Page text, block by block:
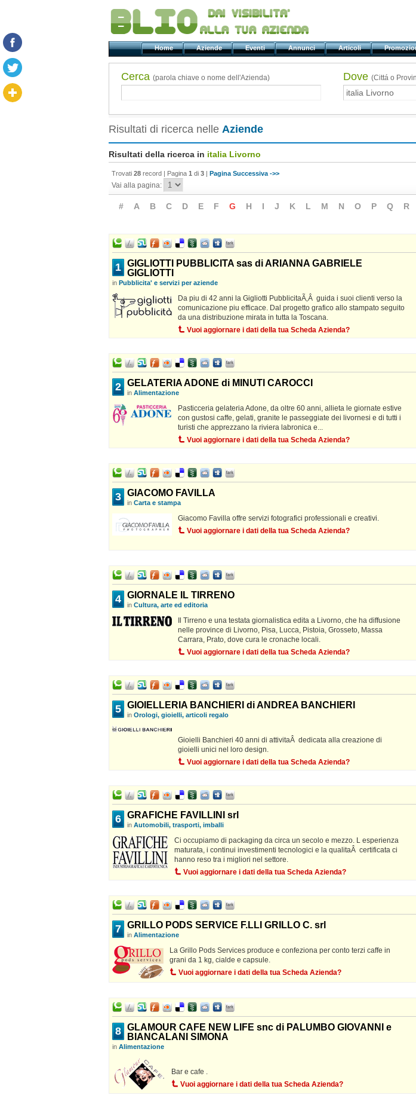
Home Aziende Eventi Annunci Articoli
Cerca (parola chiave o nome dell'Azienda) Dove(Cittá o
Risultati di ricerca nelle Aziende
Risultati della ricerca in italia Livorno
Trovati 28 record | Pagina 1 di 3 Pagina Successiva ->>
Vai alla pagina:
# A B C D E F G H I J K L M N O P Q R
1 GIGLIOTTI PUBBLICITA sas di ARIANNA GABRIELE
GIGLIOTTI
in Pubblicita' e servizi per aziende
Da piu di 42 anni la Gigliotti PubblicitaÃ‚Â guida i suoi clienti verso la
comunicazione piu efficace. Dal progetto grafico allo stampato seguito
da una distribuzione mirata in tutta la Toscana.
Vuoi aggiornare i dati della tua Scheda Azienda?
2 GELATERIA ADONE di MINUTI CAROCCI
in Alimentazione
Pasticceria gelateria Adone, da oltre 60 anni, allieta le giornate estive
con gustosi caffe, gelati, granite le passeggiate dei livornesi e di tutti i
turisti che apprezzano la riviera labronica e...
Vuoi aggiornare i dati della tua Scheda Azienda?
3 GIACOMO FAVILLA
in Carta e stampa
Giacomo Favilla offre servizi fotografici professionali e creativi.
Vuoi aggiornare i dati della tua Scheda Azienda?
4 GIORNALE IL TIRRENO
in Cultura, arte ed editoria
Il Tirreno e una testata giornalistica edita a Livorno, che ha diffusione
nelle province di Livorno, Pisa, Lucca, Pistoia, Grosseto, Massa
Carrara, Prato, dove cura le cronache locali.
Vuoi aggiornare i dati della tua Scheda Azienda?
5 GIOIELLERIA BANCHIERI di ANDREA BANCHIERI
in Orologi, gioielli, articoli regalo
Gioielli Banchieri 40 anni di attivitaÂ dedicata alla creazione di
gioielli unici nel loro design.
Vuoi aggiornare i dati della tua Scheda Azienda?
6 GRAFICHE FAVILLINI srl
in Automobili, trasporti, imballi
Ci occupiamo di packaging da circa un secolo e mezzo. L esperienza
maturata, i continui investimenti tecnologici e la qualitaÂ certificata ci
hanno reso tra i migliori nel settore.
Vuoi aggiornare i dati della tua Scheda Azienda?
7 GRILLO PODS SERVICE F.LLI GRILLO C. srl
in Alimentazione
La Grillo Pods Services produce e confeziona per conto terzi caffe in
grani da 1 kg, cialde e capsule.
Vuoi aggiornare i dati della tua Scheda Azienda?
8 GLAMOUR CAFE NEW LIFE snc di PALUMBO GIOVANNI e
BIANCALANI SIMONA
in Alimentazione
Bar e cafe .
Vuoi aggiornare i dati della tua Scheda Azienda?